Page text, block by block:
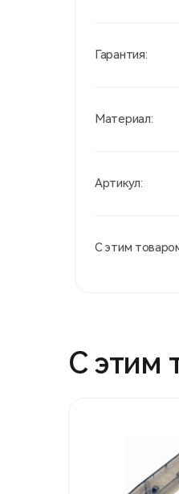
Гарантия:
Материал:
Артикул:
С этим
С этим